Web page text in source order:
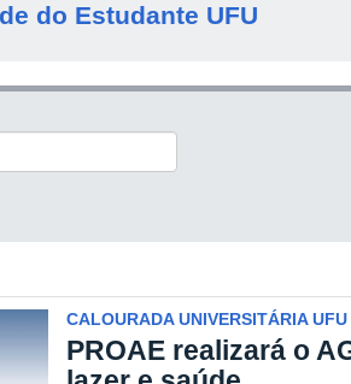
do Estudante UFU
CALOURADA UNIVERSITÁRIA UFU
PROAE realizará o